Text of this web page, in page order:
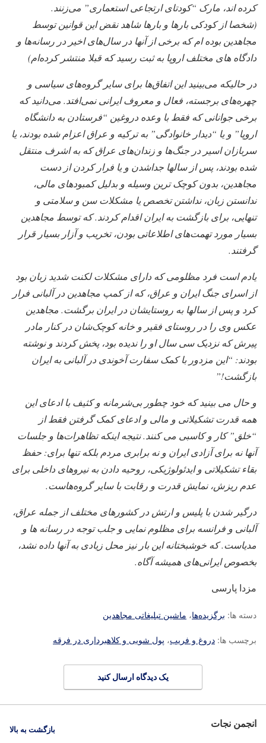
کرده اند، مارک “کودتای ارتجاعی استعماری” می‌زنند.
(شخصا از کودکی بارها و بارها شاهد نقض این قوانین توسط
مجاهدین بوده ام که برخی از آنها در سال‌های اخیر در رسانه‌ها و
دادگاه های مختلف اروپا به ثبت رسید که قبلا منتشر کرده‌ام)
در حالیکه می‌بینید این اتفاق‌ها برای سایر گروه‌های سیاسی و
چهره‌های برجسته، فعال و معروف ایرانی نمی‌افتد. می‌دانید که
برخی جوانانی که فقط با وعده دروغین “فرستادن به دانشگاه
اروپا” و یا “دیدار خانوادگی” به ترکیه و عراق اعزام شده بودند، یا
سربازان اسیر در جنگ‌ها و زندان‌های عراق که به اشرف منتقل
شده بودند، پس از سالها جداشدن و یا فرار کردن از دست
مجاهدین، بدون کوچک ترین وسیله و بدلیل کمبودهای مالی،
ندانستن زبان، نداشتن تخصص یا مشکلات سن و سلامتی و
تنهایی، برای بازگشت به ایران اقدام کردند. که توسط مجاهدین
بسیار مورد تهمت‌های اطلاعاتی بودن، تخریب و آزار بسیار قرار
گرفتند.
یادم است فرد مظلومی که دارای مشکلات لکنت شدید زبان بود
از اسرای جنگ ایران و عراق، که از کمپ مجاهدین در آلبانی فرار
کرد و پس از سالها به روستایشان در ایران برگشت. مجاهدین
عکس وی را در روستای فقیر و خانه کوچک‌شان در کنار مادر
پیرش که نزدیک سی سال او را ندیده بود، پخش کردند و نوشته
بودند:‌ “این مزدور با کمک سفارت آخوندی در آلبانی به ایران
بازگشت!”
و حال می بینید که خود چطور بی‌شرمانه و کثیف با ادعای این
همه قدرت تشکیلاتی و مالی و ادعای کمک گرفتن فقط از
“خلق” کار و کاسبی می کنند. نتیجه اینکه تظاهرات‌ها و جلسات
آنها نه برای آزادی ایران و نه برابری مردم بلکه تنها برای: حفظ
بقاء تشکیلاتی و ایدئولوژیکی، روحیه دادن به نیروهای داخلی برای
عدم ریزش، نمایش قدرت و رقابت با سایر گروه‌هاست.
درگیر شدن با پلیس و ارتش در کشورهای مختلف از جمله عراق،
آلبانی و فرانسه برای مظلوم نمایی و جلب توجه در رسانه ها و
مدیاست. که خوشبختانه این بار نیز محل زیادی به آنها داده نشد،
بخصوص ایرانی‌های همیشه آگاه.
مزدا پارسی
دسته ها: برگزیده‌ها، ماشین تبلیغاتی مجاهدین
برچسب ها: دروغ و فریب، پول شویی و کلاهبرداری در فرقه
یک دیدگاه ارسال کنید
انجمن نجات بازگشت به بالا